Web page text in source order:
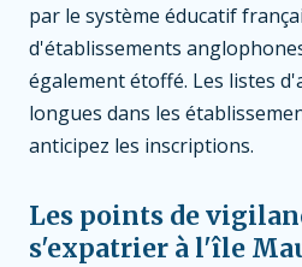
par le système éducatif
d'établissements
également étoffé. Les listes
longues dans les
anticipez les inscriptions.
Les points de
s'expatrier à l'île